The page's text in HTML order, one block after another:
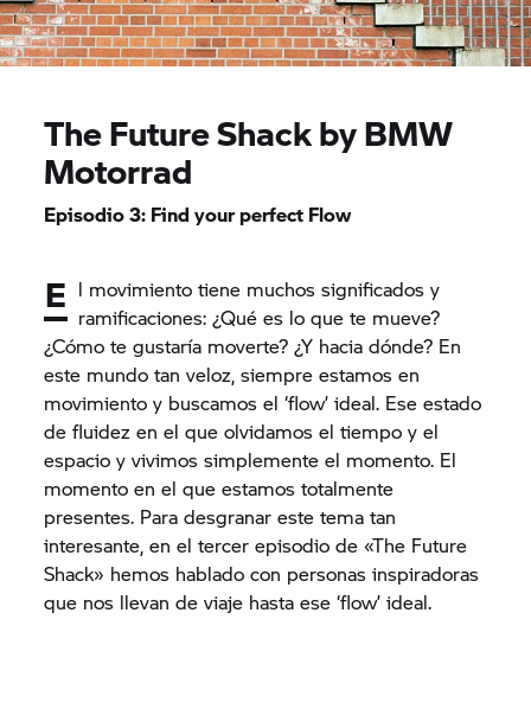
The Future Shack by BMW
Motorrad
Episodio 3: Find your perfect Flow
E l movimiento tiene muchos significados y
ramificaciones: ¿Qué es lo que te mueve?
¿Cómo te gustaría moverte? ¿Y hacia dónde? En
este mundo tan veloz, siempre estamos en
movimiento y buscamos el ‘flow’ ideal. Ese estado
de fluidez en el que olvidamos el tiempo y el
espacio y vivimos simplemente el momento. El
momento en el que estamos totalmente
presentes. Para desgranar este tema tan
interesante, en el tercer episodio de «The Future
Shack» hemos hablado con personas inspiradoras
que nos llevan de viaje hasta ese ‘flow’ ideal.